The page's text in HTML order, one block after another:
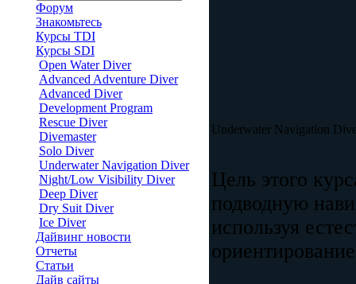
Форум
Знакомьтесь
Курсы TDI
Курсы SDI
Open Water Diver
Advanced Adventure Diver
Advanced Diver
Development Program
Rescue Diver
Divemaster
Solo Diver
Underwater Navigation Diver
Night/Low Visibility Diver
Deep Diver
Dry Suit Diver
Ice Diver
Дайвинг новости
Отчеты
Статьи
Дайв сайты
Underwater Navigation
Цель этого
подводную
используя